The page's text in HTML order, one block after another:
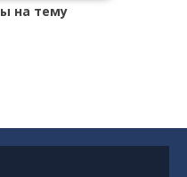
на тему